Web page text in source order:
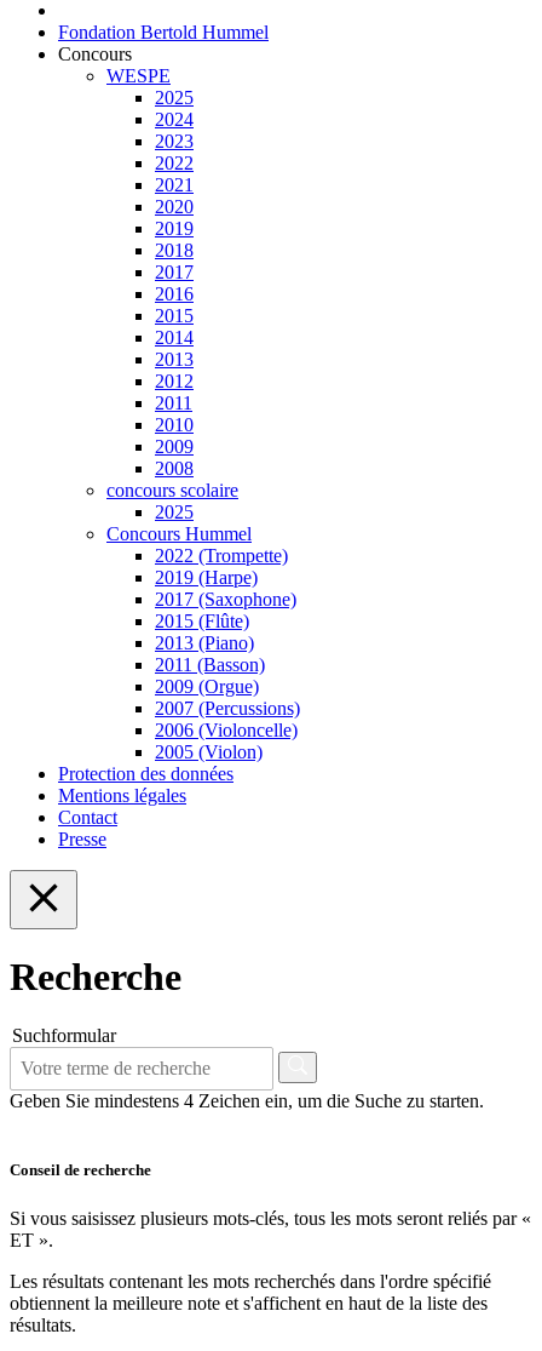
Fondation Bertold Hummel
Concours
WESPE
2025
2024
2023
2022
2021
2020
2019
2018
2017
2016
2015
2014
2013
2012
2011
2010
2009
2008
concours scolaire
2025
Concours Hummel
2022 (Trompette)
2019 (Harpe)
2017 (Saxophone)
2015 (Flûte)
2013 (Piano)
2011 (Basson)
2009 (Orgue)
2007 (Percussions)
2006 (Violoncelle)
2005 (Violon)
Protection des données
Mentions légales
Contact
Presse
Recherche
Suchformular
Geben Sie mindestens 4 Zeichen ein, um die Suche zu starten.
Conseil de recherche
Si vous saisissez plusieurs mots-clés, tous les mots seront reliés par «
ET ».
Les résultats contenant les mots recherchés dans l'ordre spécifié
obtiennent la meilleure note et s'affichent en haut de la liste des
résultats.